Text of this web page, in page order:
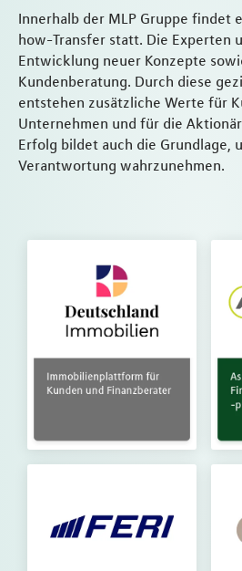
Innerhalb der MLP Gruppe findet
how-Transfer statt. Die Experten
Entwicklung neuer Konzepte
Kundenberatung. Durch diese
entstehen zusätzliche Werte für
Unternehmen und für die
Erfolg bildet auch die Grundlage,
Verantwortung wahrzunehmen.